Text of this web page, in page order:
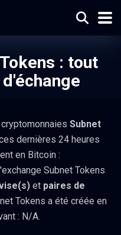
: tout
Subnet
dernières 24 heures
en Bitcoin :
Subnet Tokens
et paires de
Tokens a été créée en
: N/A.